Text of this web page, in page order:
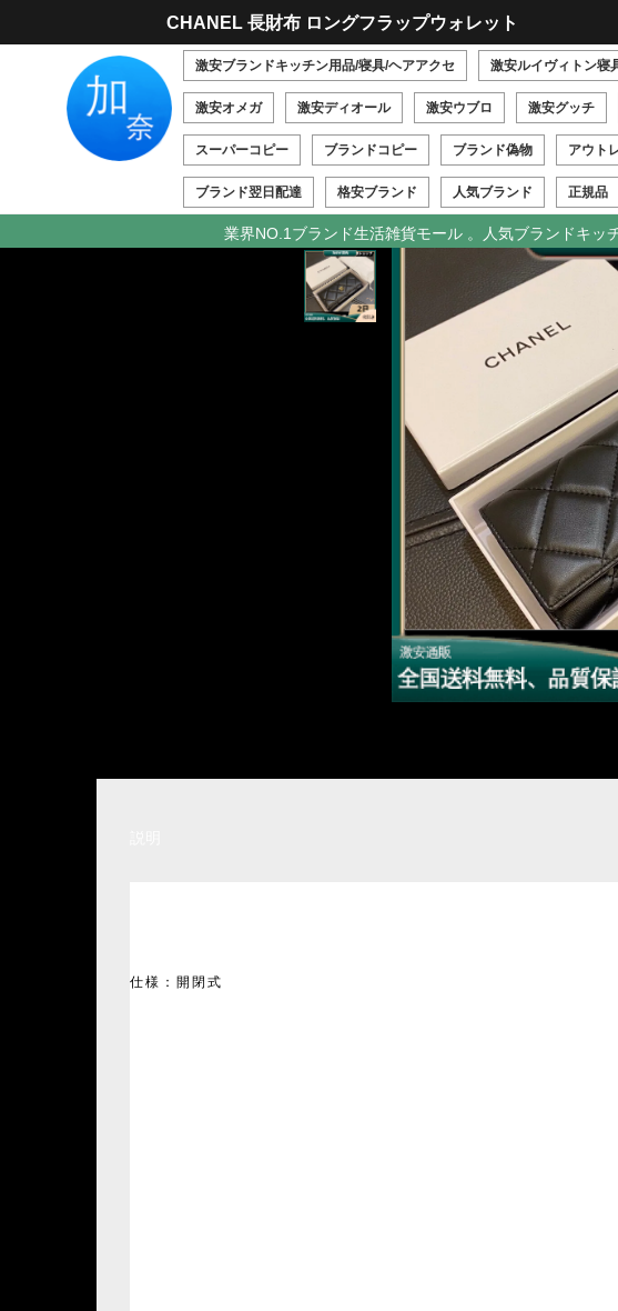
CHANEL 長財布 ロングフラップウォレット
激安ブランドキッチン用品/寝具/ヘアアクセ 激安ルイヴィトン寝
激安オメガ 激安ディオール 激安ウブロ 激安グッチ
スーパーコピー ブランドコピー ブランド偽物 アウト
ブランド翌日配達 格安ブランド 人気ブランド 正規品
業界NO.1ブランド生活雑貨モール 。人気ブランドキッ
仕様：開閉式